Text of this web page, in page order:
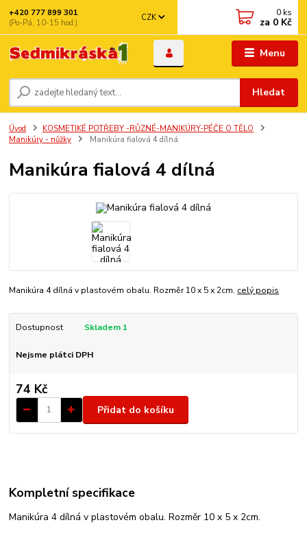
Menu
CZK
Hledat
+420 777 899 301
(Po-Pá, 10-15 hod.)
0 ks
za 0 Kč
Úvod
KOSMETIKÉ POTŘEBY -RŮZNÉ-MANIKÚRY-PÉČE O TĚLO
Manikúry - nůžky
Manikúra fialová 4 dílná
Manikúra fialová 4 dílná
Manikúra 4 dílná v plastovém obalu. Rozměr 10 x 5 x 2cm. celý popis
Dostupnost Skladem 1
Nejsme plátci DPH
74 Kč
Přidat do košíku
Kompletní specifikace
Manikúra 4 dílná v plastovém obalu. Rozměr 10 x 5 x 2cm.